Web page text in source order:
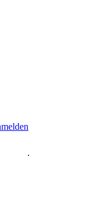
.